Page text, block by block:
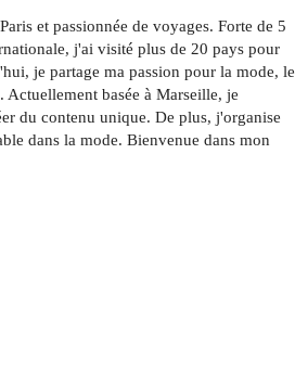
et passionnée de voyages. Forte de 5
j'ai visité plus de 20 pays pour
je partage ma passion pour la mode, le
basée à Marseille, je
du contenu unique. De plus, j'organise
dans la mode. Bienvenue dans mon